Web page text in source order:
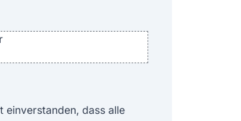
einverstanden, dass alle